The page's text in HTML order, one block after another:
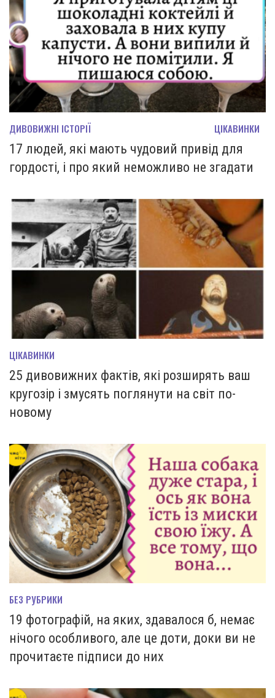
ДИВОВИЖНІ ІСТОРІЇ ЦІКАВИНКИ
17 людей, які мають чудовий привід для
гордості, і про який неможливо не згадати
ЦІКАВИНКИ
25 дивовижних фактів, які розширять ваш
кругозір і змусять поглянути на світ по-
новому
БЕЗ РУБРИКИ
19 фотографій, на яких, здавалося б, немає
нічого особливого, але це доти, доки ви не
прочитаєте підписи до них